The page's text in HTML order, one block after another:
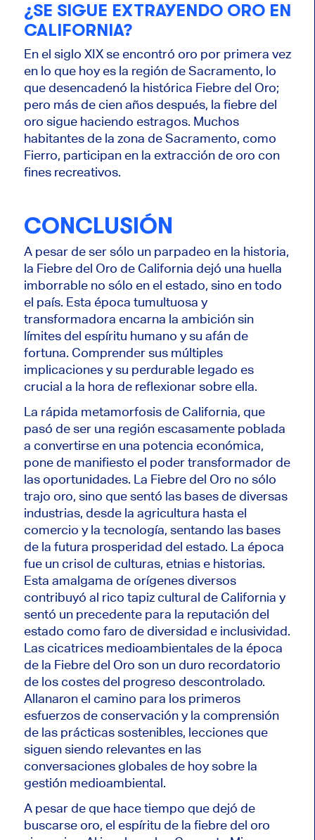
¿SE SIGUE EXTRAYENDO ORO EN
CALIFORNIA?
En el siglo XIX se encontró oro por primera vez
en lo que hoy es la región de Sacramento, lo
que desencadenó la histórica Fiebre del Oro;
pero más de cien años después, la fiebre del
oro sigue haciendo estragos. Muchos
habitantes de la zona de Sacramento, como
Fierro, participan en la extracción de oro con
fines recreativos.
CONCLUSIÓN
A pesar de ser sólo un parpadeo en la historia,
la Fiebre del Oro de California dejó una huella
imborrable no sólo en el estado, sino en todo
el país. Esta época tumultuosa y
transformadora encarna la ambición sin
límites del espíritu humano y su afán de
fortuna. Comprender sus múltiples
implicaciones y su perdurable legado es
crucial a la hora de reflexionar sobre ella.
La rápida metamorfosis de California, que
pasó de ser una región escasamente poblada
a convertirse en una potencia económica,
pone de manifiesto el poder transformador de
las oportunidades. La Fiebre del Oro no sólo
trajo oro, sino que sentó las bases de diversas
industrias, desde la agricultura hasta el
comercio y la tecnología, sentando las bases
de la futura prosperidad del estado. La época
fue un crisol de culturas, etnias e historias.
Esta amalgama de orígenes diversos
contribuyó al rico tapiz cultural de California y
sentó un precedente para la reputación del
estado como faro de diversidad e inclusividad.
Las cicatrices medioambientales de la época
de la Fiebre del Oro son un duro recordatorio
de los costes del progreso descontrolado.
Allanaron el camino para los primeros
esfuerzos de conservación y la comprensión
de las prácticas sostenibles, lecciones que
siguen siendo relevantes en las
conversaciones globales de hoy sobre la
gestión medioambiental.
A pesar de que hace tiempo que dejó de
buscarse oro, el espíritu de la fiebre del oro